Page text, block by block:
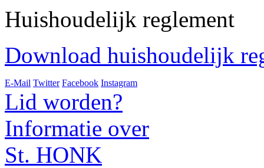
Huishoudelijk reglement
Download huishoudelijk
E-Mail Twitter Facebook Instagram
Lid worden?
Informatie over
St. HONK